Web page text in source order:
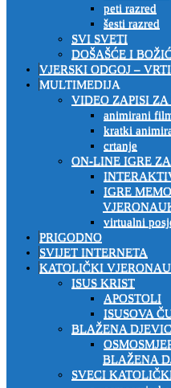
peti razred
šesti razred
SVI SVETI
DOŠAŠĆE I
VJERSKI ODGOJ –
MULTIMEDIJA
VIDEO ZAPISI
animirani
kratki
crtanje
ON-LINE IGRE
IGRE
virtualni
PRIGODNO
SVIJET INTERNETA
KATOLIČKI
ISUS KRIST
APOSTOLI
ISUSOVA
BLAŽENA
BLAŽENA
SVECI